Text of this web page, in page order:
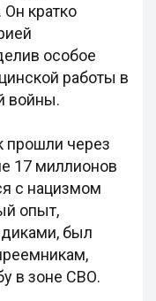
кратко
особое
работы в
войны.
прошли через
17 миллионов
с нацизмом
опыт,
был
в зоне СВО.